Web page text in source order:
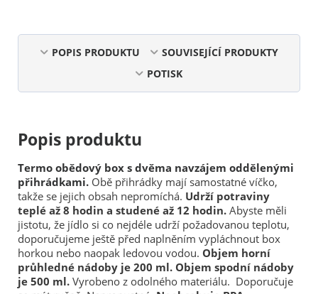
POPIS PRODUKTU
SOUVISEJÍCÍ PRODUKTY
POTISK
Popis produktu
Termo obědový box s dvěma navzájem oddělenými
přihrádkami. Obě přihrádky mají samostatné víčko,
takže se jejich obsah nepromíchá. Udrží potraviny
teplé až 8 hodin a studené až 12 hodin. Abyste měli
jistotu, že jídlo si co nejdéle udrží požadovanou teplotu,
doporučujeme ještě před naplněním vypláchnout box
horkou nebo naopak ledovou vodou. Objem horní
průhledné nádoby je 200 ml. Objem spodní nádoby
je 500 ml. Vyrobeno z odolného materiálu. Doporučuje